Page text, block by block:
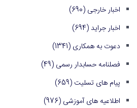
اخبار خارجی (690)
اخبار جراید(694)
دعوت به همکاری (1341)
فصلنامه حسابدار رسمی (49)
پیام های تسلیت (659)
اطلاعیه های آموزشی (976)